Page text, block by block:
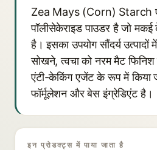
Zea Mays (Corn) Starch
पॉलीसेकेराइड पाउडर है जो मकई
है। इसका उपयोग सौंदर्य
सोखने, त्वचा को नरम मैट
एंटी-केकिंग एजेंट के रूप में किया
फॉर्मूलेशन और बेस इंग्रेडिएंट है।
इन प्रोडक्ट्स में पाया जाता है